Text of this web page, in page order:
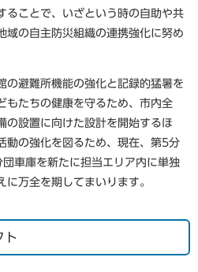
ることで、いざという時の自助や共
域の自主防災組織の連携強化に努め
の避難所機能の強化と記録的猛暑を
もたちの健康を守るため、市内全
の設置に向けた設計を開始するほ
動の強化を図るため、現在、第5分
車庫を新たに担当エリア内に単独
万全を期してまいります。
ト